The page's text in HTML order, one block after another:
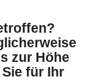
zur Höhe
für Ihr